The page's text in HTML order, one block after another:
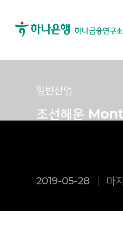
일반산업
조선해운
2019-05-28 마